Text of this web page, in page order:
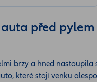
auta před pylem
brzy a hned nastoupila
které stojí venku